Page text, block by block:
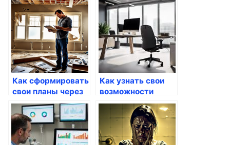
Как сформировать
свои планы через
Госуслуги
Как узнать свои
возможности
через Госуслуги